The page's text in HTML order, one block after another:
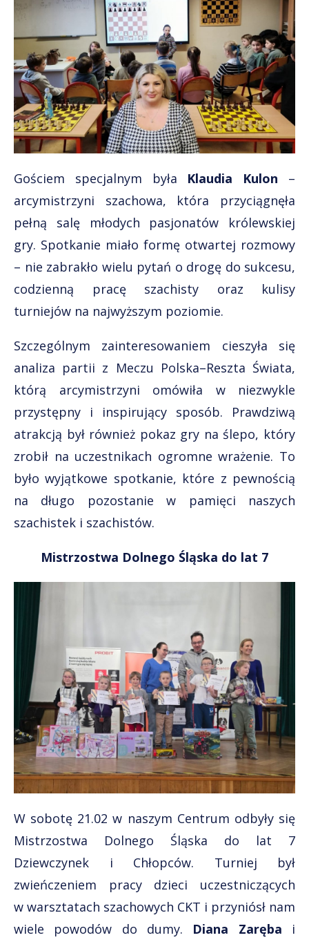
Gościem specjalnym była Klaudia Kulon –
arcymistrzyni szachowa, która przyciągnęła
pełną salę młodych pasjonatów królewskiej
gry. Spotkanie miało formę otwartej rozmowy
– nie zabrakło wielu pytań o drogę do sukcesu,
codzienną pracę szachisty oraz kulisy
turniejów na najwyższym poziomie.
Szczególnym zainteresowaniem cieszyła się
analiza partii z Meczu Polska–Reszta Świata,
którą arcymistrzyni omówiła w niezwykle
przystępny i inspirujący sposób. Prawdziwą
atrakcją był również pokaz gry na ślepo, który
zrobił na uczestnikach ogromne wrażenie. To
było wyjątkowe spotkanie, które z pewnością
na długo pozostanie w pamięci naszych
szachistek i szachistów.
Mistrzostwa Dolnego Śląska do lat 7
W sobotę 21.02 w naszym Centrum odbyły się
Mistrzostwa Dolnego Śląska do lat 7
Dziewczynek i Chłopców. Turniej był
zwieńczeniem pracy dzieci uczestniczących
w warsztatach szachowych CKT i przyniósł nam
wiele powodów do dumy. Diana Zaręba i